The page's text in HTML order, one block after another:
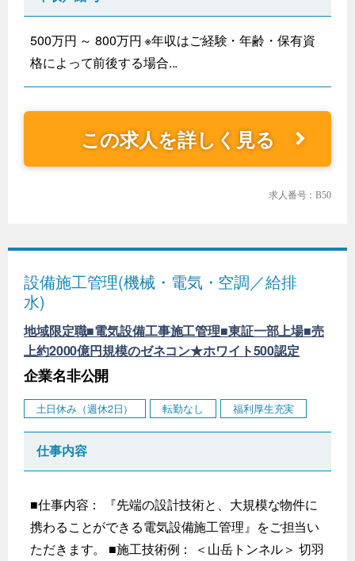
500万円 ～ 800万円 ※年収はご経験・年齢・保有資
格によって前後する場合...
この求人を詳しく見る
求人番号：B50
設備施工管理(機械・電気・空調／給排
水)
地域限定職■電気設備工事施工管理■東証一部上場■売
上約2000億円規模のゼネコン★ホワイト500認定
企業名非公開
土日休み（週休2日） 転勤なし 福利厚生充実
仕事内容
■仕事内容： 『先端の設計技術と、大規模な物件に
携わることができる電気設備施工管理』をご担当い
ただきます。 ■施工技術例： ＜山岳トンネル＞ 切羽